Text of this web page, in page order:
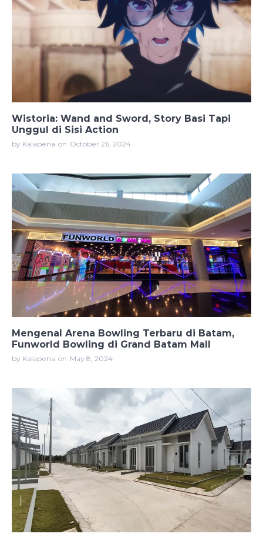
Wistoria: Wand and Sword, Story Basi Tapi
Unggul di Sisi Action
by Kalapena on October 26, 2024
Mengenal Arena Bowling Terbaru di Batam,
Funworld Bowling di Grand Batam Mall
by Kalapena on May 8, 2024